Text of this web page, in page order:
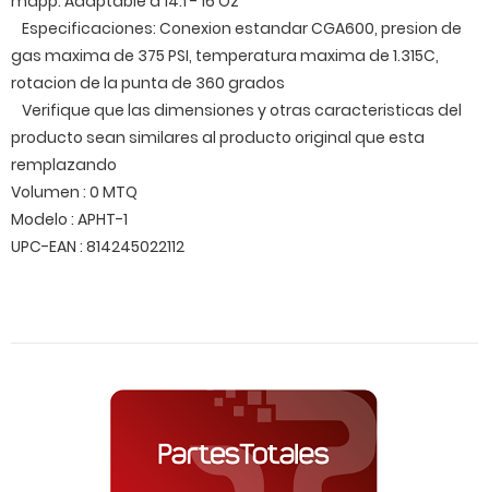
Especificaciones: Conexion estandar CGA600, presion de
gas maxima de 375 PSI, temperatura maxima de 1.315C,
rotacion de la punta de 360 grados
Verifique que las dimensiones y otras caracteristicas del
producto sean similares al producto original que esta
remplazando
Volumen : 0 MTQ
Modelo : APHT-1
UPC-EAN : 814245022112